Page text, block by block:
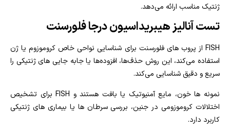
ژنتیک مناسب ارائه می‌دهد.
تست آنالیز هیبریداسیون درجا فلورسنت
FISH از پروب‌ های فلورسنت برای شناسایی نواحی خاص کروموزوم یا ژن
استفاده می‌کند، این روش حذف‌ها، افزوده‌ها یا جابه‌ جایی‌ های ژنتیکی را
سریع و دقیق شناسایی می‌کند.
نمونه‌ ها خون، مایع آمنیوتیک یا بافت هستند و FISH برای تشخیص
اختلالات کروموزومی در جنین، بررسی سرطان‌ ها یا بیماری‌ های ژنتیکی
کاربرد دارد.